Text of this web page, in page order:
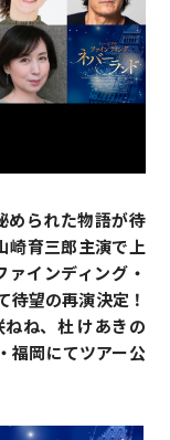
められた物語が待
崎育三郎主演で上
インディング・
待望の再演決定！
ね、杜 けあきの
福岡にてツアー公